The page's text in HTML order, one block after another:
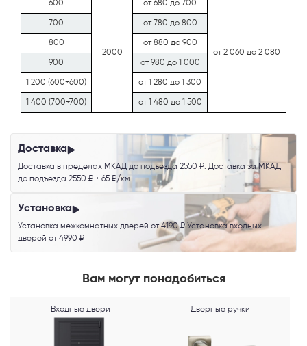
600
2000
от 680 до 700
от 2 060 до 2 080
700 от 780 до 800
800 от 880 до 900
900 от 980 до 1 000
1 200 (600+600) от 1 280 до 1 300
1 400 (700+700) от 1 480 до 1 500
Доставка
Доставка в пределах МКАД до подъезда 2550 ₽. Доставка за МКАД
до подъезда 2550 ₽ + 65 ₽/км.
Установка
Установка межкомнатных дверей от 4190 ₽ Установка входных
дверей от 4990 ₽
Вам могут понадобиться
Входные двери Дверные ручки
Телефон
Выберите способ связи
Перезвонить
Telegram
MAX
Политикой конфиденциальности